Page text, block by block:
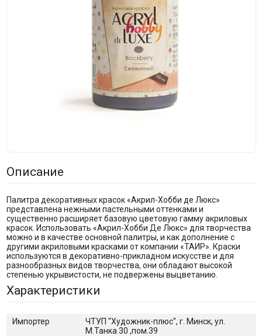
Описание
Палитра декоративных красок «Акрил-Хобби де Люкс»
представлена нежными пастельными оттенками и
существенно расширяет базовую цветовую гамму акриловых
красок. Использовать «Акрил-Хобби Де Люкс» для творчества
можно и в качестве основной палитры, и как дополнение с
другими акриловыми красками от компании «ТАИР». Краски
используются в декоративно-прикладном искусстве и для
разнообразных видов творчества, они обладают высокой
степенью укрывистости, не подвержены выцветанию.
Характеристики
Импортер
ЧТУП "Художник-плюс", г. Минск, ул.
М.Танка 30 ,пом.39